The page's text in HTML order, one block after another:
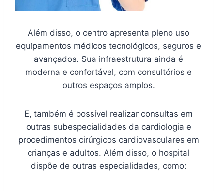
Além disso, o centro apresenta pleno uso
equipamentos médicos tecnológicos, seguros e
avançados. Sua infraestrutura ainda é
moderna e confortável, com consultórios e
outros espaços amplos.
E, também é possível realizar consultas em
outras subespecialidades da cardiologia e
procedimentos cirúrgicos cardiovasculares em
crianças e adultos. Além disso, o hospital
dispõe de outras especialidades, como: